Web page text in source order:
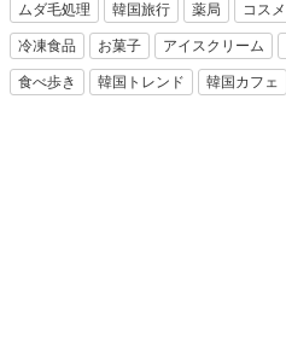
ムダ毛処理 韓国旅行 薬局 コスメ
冷凍食品 お菓子 アイスクリーム
食べ歩き 韓国トレンド 韓国カフェ